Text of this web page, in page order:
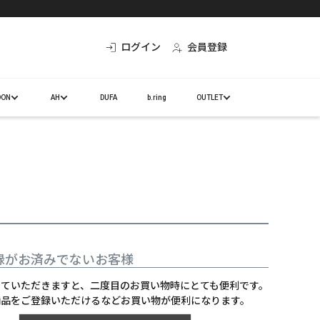
ログイン 会員登録
AH DUFA b.ring OUTLET
がお済みでないお客様
いただきますと、二度目のお買い物時にとても便利です。
をご登録いただけるなどお買い物が便利になります。